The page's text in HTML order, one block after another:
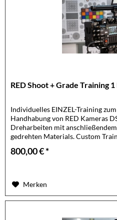
RED Shoot + Grade Training 1
Individuelles EINZEL-Training
Handhabung von RED Kameras
Dreharbeiten mit
gedrehten Materials. Custom
800,00 € *
Merken